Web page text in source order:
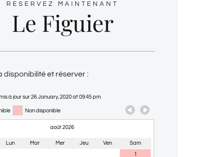
RESERVEZ MAINTENANT
Le Figuier
disponibilité et réserver :
à jour sur 26 January, 2020 at 09:45 pm
Non disponible
août 2026
Lun Mar Mer Jeu Ven Sam
1